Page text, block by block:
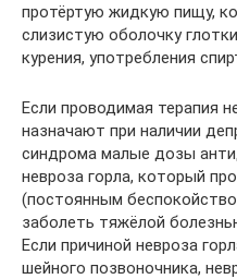
протёртую жидкую пищу,
слизистую оболочку
курения, употребления
Если проводимая терапия
назначают при наличии
синдрома малые дозы
невроза горла, который
(постоянным
заболеть тяжёлой
Если причиной невроза
шейного позвоночника,